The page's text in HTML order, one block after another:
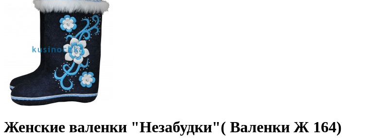
Женские валенки "Незабудки"( Валенки Ж 164)